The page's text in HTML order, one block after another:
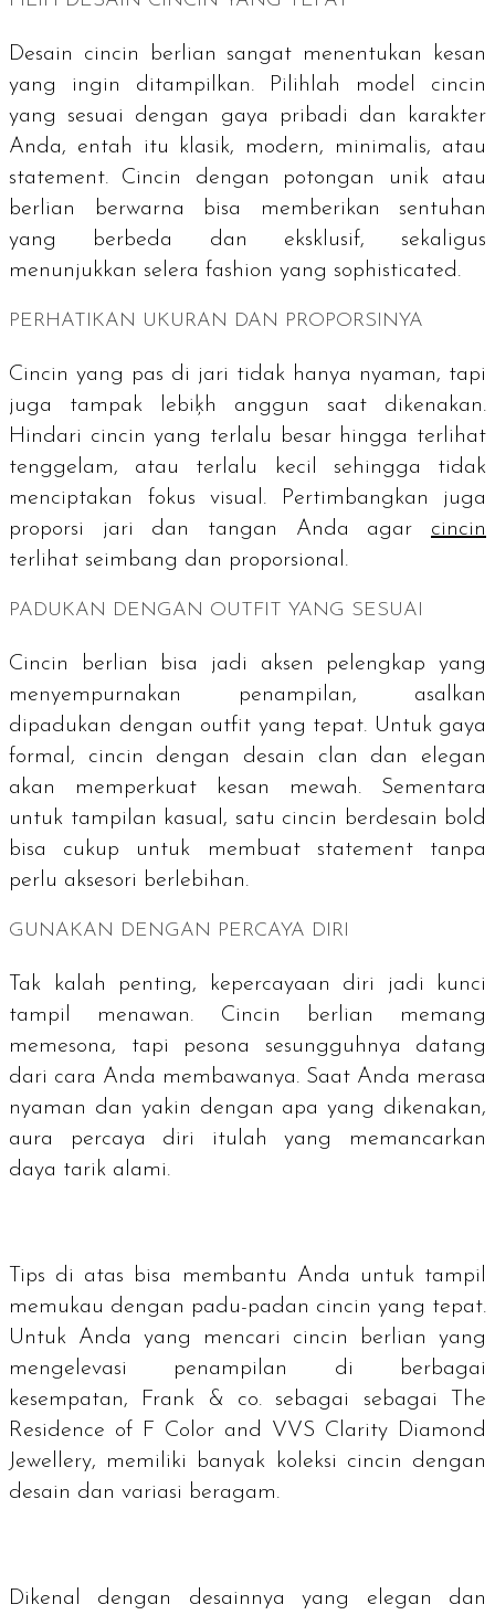
Desain cincin berlian sangat menentukan kesan
yang ingin ditampilkan. Pilihlah model cincin
yang sesuai dengan gaya pribadi dan karakter
Anda, entah itu klasik, modern, minimalis, atau
statement. Cincin dengan potongan unik atau
berlian berwarna bisa memberikan sentuhan
yang berbeda dan eksklusif, sekaligus
menunjukkan selera fashion yang sophisticated.
PERHATIKAN UKURAN DAN PROPORSINYA
Cincin yang pas di jari tidak hanya nyaman, tapi
juga tampak lebiķh anggun saat dikenakan.
Hindari cincin yang terlalu besar hingga terlihat
tenggelam, atau terlalu kecil sehingga tidak
menciptakan fokus visual. Pertimbangkan juga
proporsi jari dan tangan Anda agar cincin
terlihat seimbang dan proporsional.
PADUKAN DENGAN OUTFIT YANG SESUAI
Cincin berlian bisa jadi aksen pelengkap yang
menyempurnakan penampilan, asalkan
dipadukan dengan outfit yang tepat. Untuk gaya
formal, cincin dengan desain clan dan elegan
akan memperkuat kesan mewah. Sementara
untuk tampilan kasual, satu cincin berdesain bold
bisa cukup untuk membuat statement tanpa
perlu aksesori berlebihan.
GUNAKAN DENGAN PERCAYA DIRI
Tak kalah penting, kepercayaan diri jadi kunci
tampil menawan. Cincin berlian memang
memesona, tapi pesona sesungguhnya datang
dari cara Anda membawanya. Saat Anda merasa
nyaman dan yakin dengan apa yang dikenakan,
aura percaya diri itulah yang memancarkan
daya tarik alami.
Tips di atas bisa membantu Anda untuk tampil
memukau dengan padu-padan cincin yang tepat.
Untuk Anda yang mencari cincin berlian yang
mengelevasi penampilan di berbagai
kesempatan, Frank & co. sebagai sebagai
The
Residence of F Color and VVS Clarity Diamond
Jewellery, memiliki banyak koleksi cincin dengan
desain dan variasi beragam.
Dikenal dengan desainnya yang elegan dan